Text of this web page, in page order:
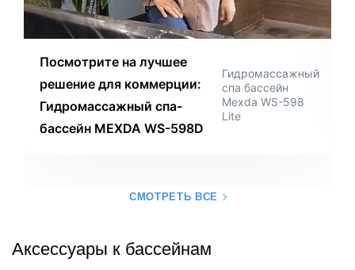
Посмотрите на лучшее
решение для коммерции:
Гидромассажный спа-
бассейн MEXDA WS-598D
Гидромассажный
спа бассейн
Mexda WS-598
Lite
СМОТРЕТЬ ВСЕ
Аксессуары к бассейнам